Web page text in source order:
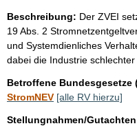
Beschreibung: Der ZVEI
19 Abs. 2
und Systemdienliches
dabei die Industrie schlechter
Betroffene Bundesgesetze
StromNEV [alle RV hierzu]
Stellungnahmen/